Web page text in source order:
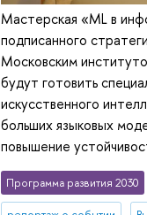
Мастерская «ML в
подписанного
Московским
будут готовить
искусственного
больших языковых
повышение
Программа развития 2030